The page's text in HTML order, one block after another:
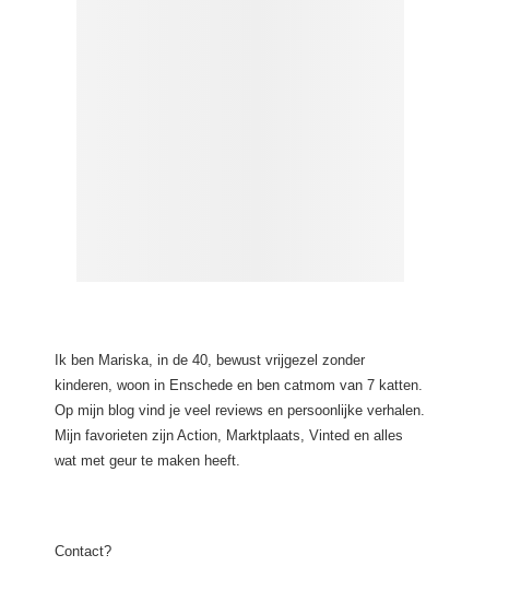
Ik ben Mariska, in de 40, bewust vrijgezel zonder
kinderen, woon in Enschede en ben catmom van 7 katten.
Op mijn blog vind je veel reviews en persoonlijke verhalen.
Mijn favorieten zijn Action, Marktplaats, Vinted en alles
wat met geur te maken heeft.
Contact?